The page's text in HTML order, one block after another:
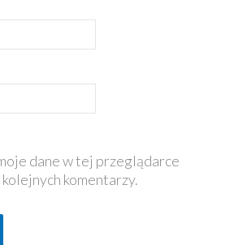
dane w tej przeglądarce
komentarzy.